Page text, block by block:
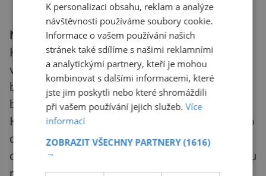
Na co si dát pozor?
Hrozba náhlého infarktu se jako děsivý přízrak
vznáší nad mnoha lidmi. Přicházejí často jako
blesk z čistého nebe a zasáhnou člověka i jeho
blízké zcela nepřipravené.
Kardiovaskulární onemocnění ovlivňuje mnoho
desítek rizikových faktorů (RF). Rozdělují se na
ovlivnitelné a neovlivnitelné. I tady hraje velkou
roli dědičná dispozice, takže jsou rodiny, kde v
K personalizaci obsahu, reklam a analýze
návštěvnosti používáme soubory cookie.
Informace o vašem používání našich
stránek také sdílíme s našimi reklamními
a analytickými partnery, kteří je mohou
kombinovat s dalšími informacemi, které
jste jim poskytli nebo které shromáždili
při vašem používání jejich služeb.Více
informací
ZOBRAZIT VŠECHNY PARTNERY(1616)
→